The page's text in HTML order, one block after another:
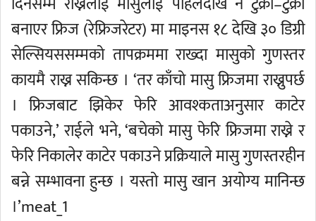
बनाएर फ्रिज (रेफ्रिजरेटर) मा माइनस १८ देखि ३० डिग्री
सेल्सियससम्मको तापक्रममा राख्दा मासुको गुणस्तर
कायमै राख्न सकिन्छ । ‘तर काँचो मासु फ्रिजमा राख्नुपर्छ
। फ्रिजबाट झिकेर फेरि आवश्कताअनुसार काटेर
पकाउने,’ राईले भने, ‘बचेको मासु फेरि फ्रिजमा राख्ने र
फेरि निकालेर काटेर पकाउने प्रक्रियाले मासु गुणस्तरहीन
बन्ने सम्भावना हुन्छ । यस्तो मासु खान अयोग्य मानिन्छ
।’meat_1